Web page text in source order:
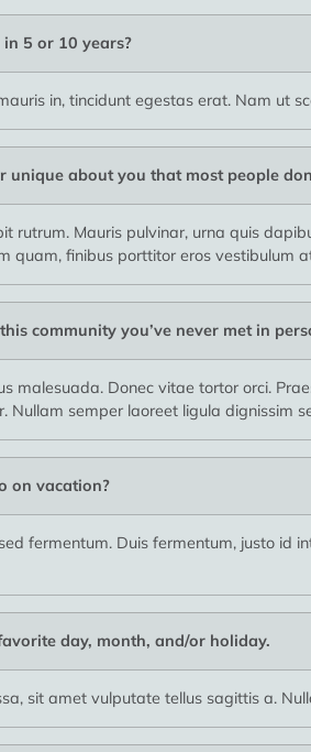
5 or 10 years?
in, tincidunt egestas erat. Nam ut
about you that most people
rutrum. Mauris pulvinar, urna quis
quam, finibus porttitor eros vestibulum
community you’ve never met in
malesuada. Donec vitae tortor orci.
Nullam semper laoreet ligula dignissim
on vacation?
fermentum. Duis fermentum, justo id
day, month, and/or holiday.
sit amet vulputate tellus sagittis a.